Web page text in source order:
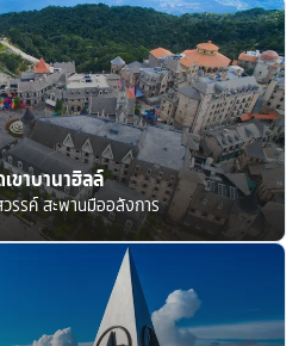
ขาบานาฮิลล์
รรค์ สะพานมืออลังการ